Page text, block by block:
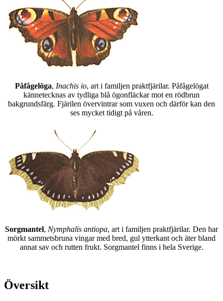
Påfågelöga, Inachis io, art i familjen praktfjärilar. Påfågelögat
kännetecknas av tydliga blå ögonfläckar mot en rödbrun
bakgrundsfärg. Fjärilen övervintrar som vuxen och därför kan den
ses mycket tidigt på våren.
Sorgmantel, Nymphalis antiopa, art i familjen praktfjärilar. Den har
mörkt sammetsbruna vingar med bred, gul ytterkant och äter bland
annat sav och rutten frukt. Sorgmantel finns i hela Sverige.
Översikt